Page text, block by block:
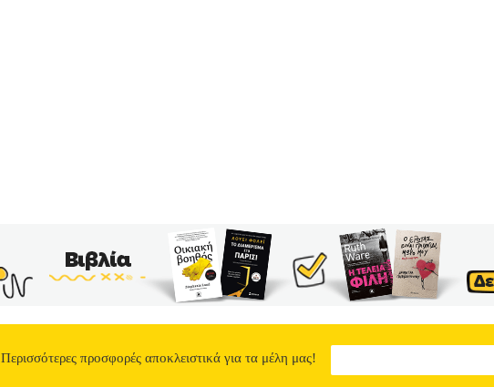
Περισσότερες προσφορές αποκλειστικά για τα μέλη μας!